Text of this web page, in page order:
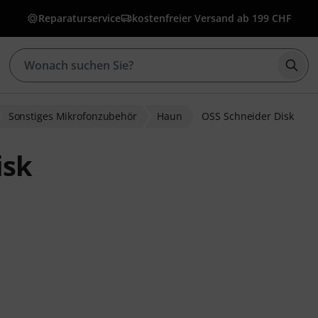
Reparaturservice kostenfreier Versand ab 199 CHF
Sonstiges Mikrofonzubehör Haun OSS Schneider Disk